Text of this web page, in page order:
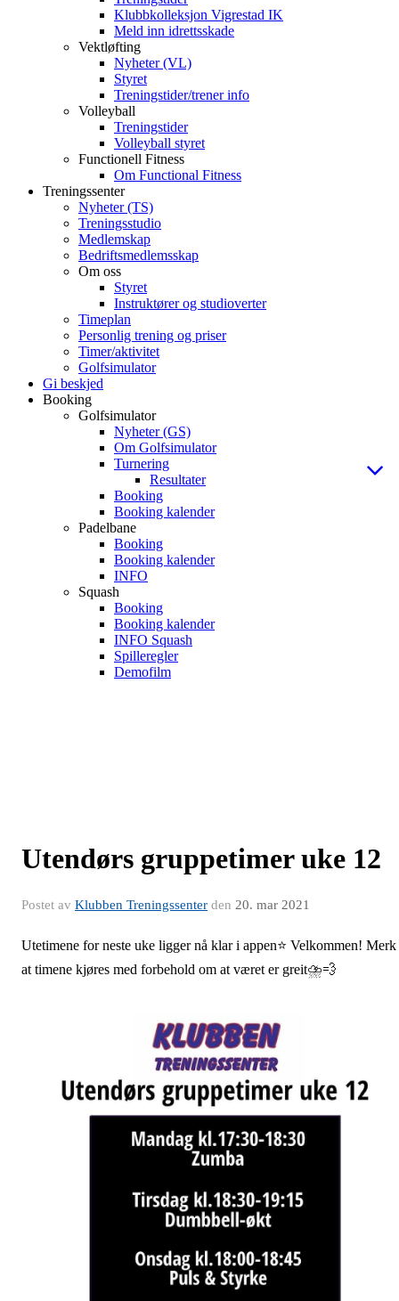
Klubbkolleksjon Vigrestad IK
Meld inn idrettsskade
Vektløfting
Nyheter (VL)
Styret
Treningstider/trener info
Volleyball
Treningstider
Volleyball styret
Functionell Fitness
Om Functional Fitness
Treningssenter
Nyheter (TS)
Treningsstudio
Medlemskap
Bedriftsmedlemsskap
Om oss
Styret
Instruktører og studioverter
Timeplan
Personlig trening og priser
Timer/aktivitet
Golfsimulator
Gi beskjed
Booking
Golfsimulator
Nyheter (GS)
Om Golfsimulator
Turnering
Resultater
Booking
Booking kalender
Padelbane
Booking
Booking kalender
INFO
Squash
Booking
Booking kalender
INFO Squash
Spilleregler
Demofilm
Utendørs gruppetimer uke 12
Postet av Klubben Treningssenter den 20. mar 2021
Utetimene for neste uke ligger nå klar i appen⭐️ Velkommen! Merk
at timene kjøres med forbehold om at været er greit⛈💨